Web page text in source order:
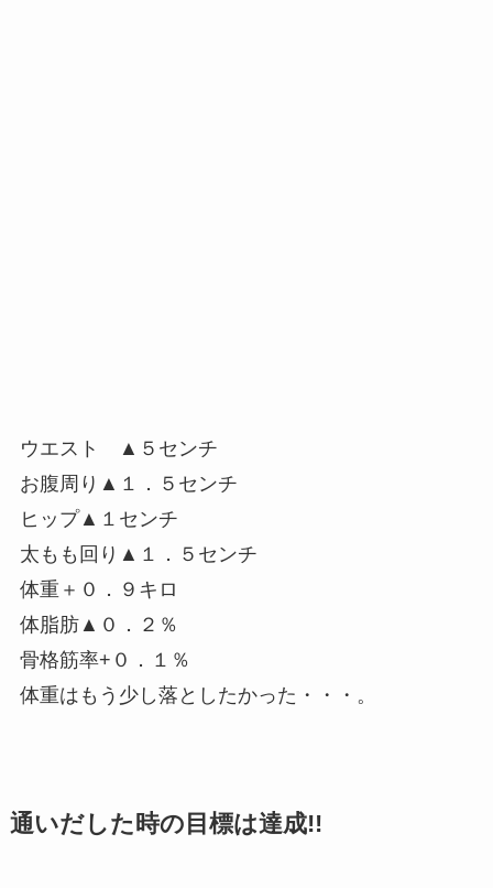
ウエスト ▲５センチ
お腹周り▲１．５センチ
ヒップ▲１センチ
太もも回り▲１．５センチ
体重＋０．９キロ
体脂肪▲０．２％
骨格筋率+０．１％
体重はもう少し落としたかった・・・。
通いだした時の目標は達成!!